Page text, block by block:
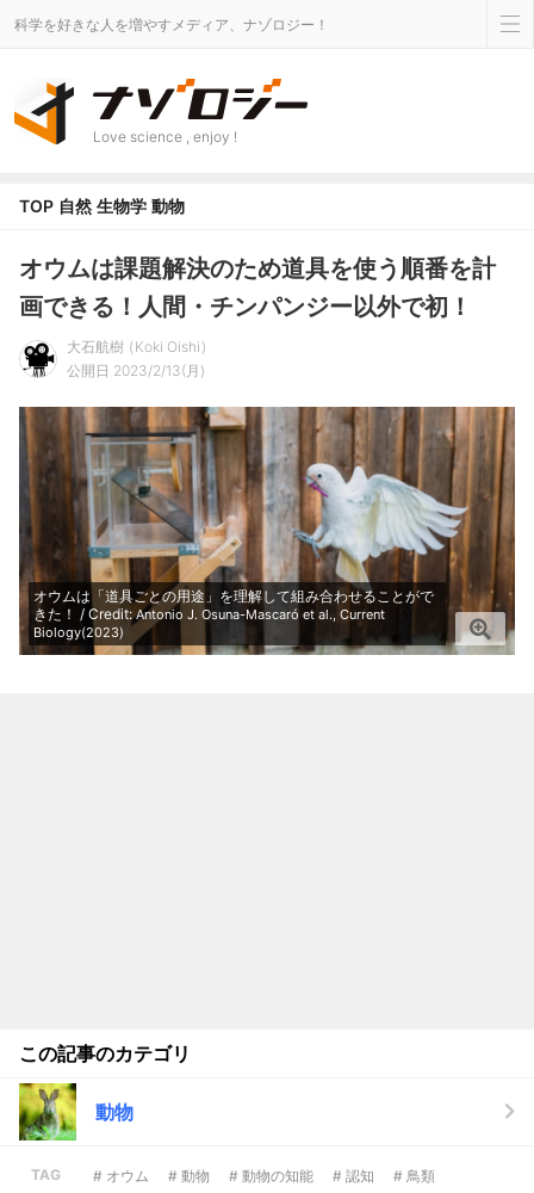
科学を好きな人を増やすメディア、ナゾロジー！
Love science , enjoy !
TOP 自然 生物学 動物
オウムは課題解決のため道具を使う順番を計
画できる！人間・チンパンジー以外で初！
大石航樹
Koki Oishi
公開日 2023/2/13(月)
オウムは「道具ごとの用途」を理解して組み合わせることがで
きた！ / Credit:Antonio J. Osuna-Mascaró et al., Current
Biology(2023)
この記事のカテゴリ
動物
TAG # オウム # 動物 # 動物の知能 # 認知 # 鳥類